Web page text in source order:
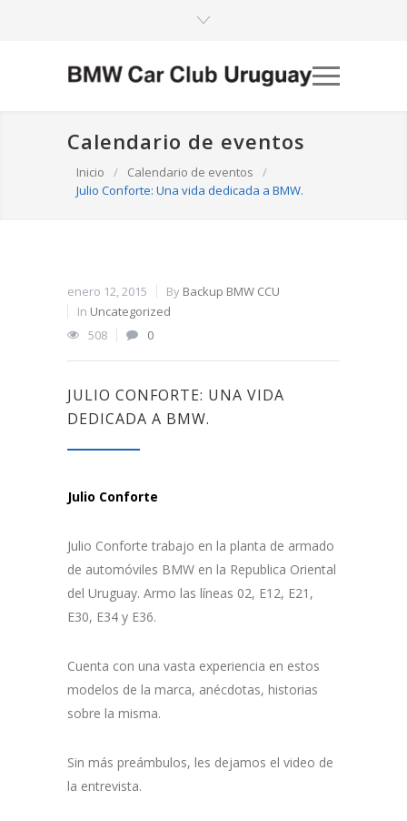
Calendario de eventos
Inicio / Calendario de eventos
/
Julio Conforte: Una vida dedicada a BMW.
enero 12, 2015 By Backup BMW CCU
In Uncategorized
508
0
JULIO CONFORTE: UNA VIDA
DEDICADA A BMW.
Julio Conforte
Julio Conforte trabajo en la planta de armado
de automóviles BMW en la Republica Oriental
del Uruguay. Armo las líneas 02, E12, E21,
E30, E34 y E36.
Cuenta con una vasta experiencia en estos
modelos de la marca, anécdotas, historias
sobre la misma.
Sin más preámbulos, les dejamos el video de
la entrevista.